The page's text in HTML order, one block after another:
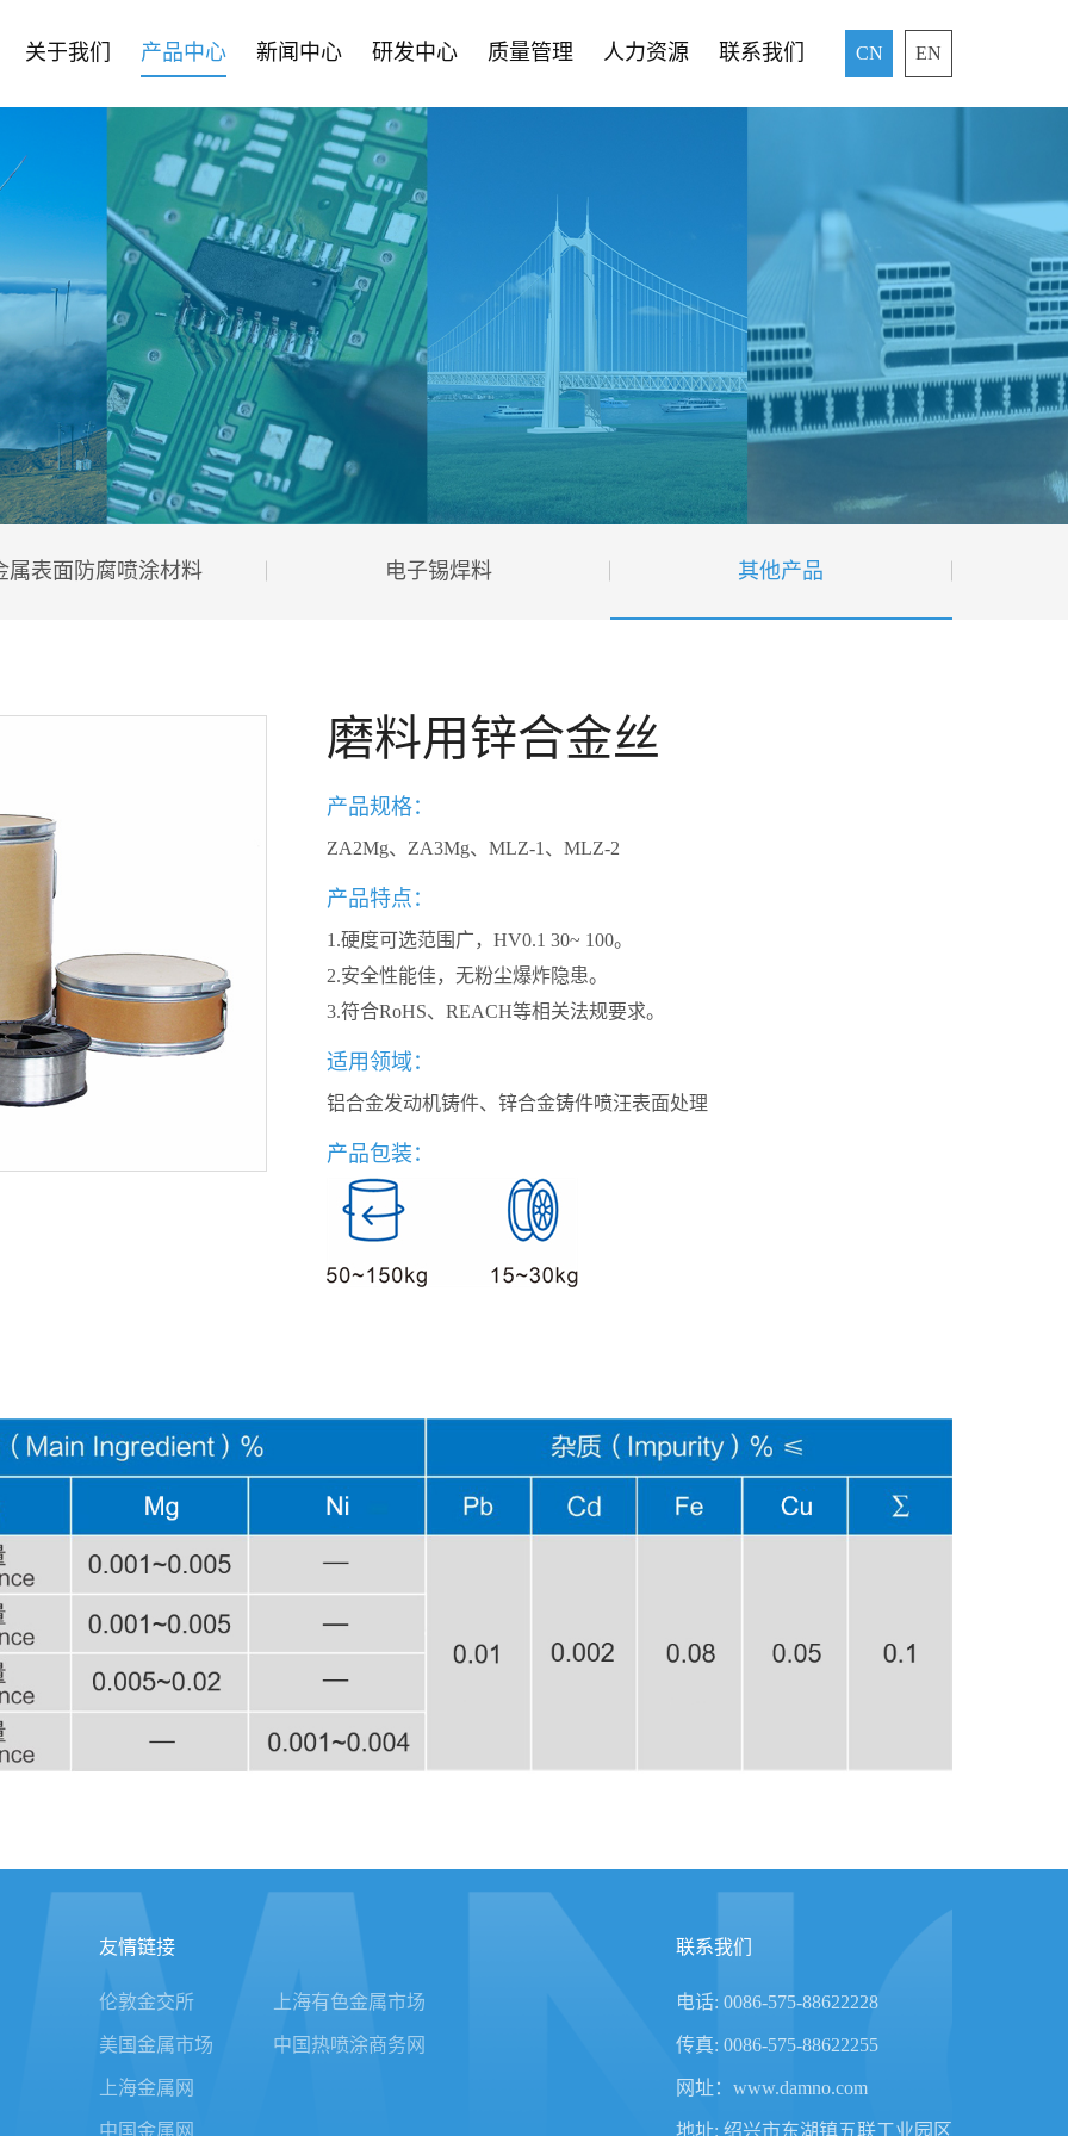
关于我们 产品中心 新闻中心 研发中心 质量管理 人力资源 联系我们 CN EN
属表面防腐喷涂材料 电子锡焊料 其他产品
磨料用锌合金丝
产品规格：
ZA2Mg、ZA3Mg、MLZ-1、MLZ-2
产品特点：
1.硬度可选范围广，HV0.1 30~ 100。
2.安全性能佳，无粉尘爆炸隐患。
3.符合RoHS、REACH等相关法规要求。
适用领域：
铝合金发动机铸件、锌合金铸件喷汪表面处理
产品包装：
友情链接
伦敦金交所
美国金属市场
上海金属网
中国金属网
上海有色金属市场
中国热喷涂商务网
联系我们
电话: 0086-575-88622228
传真: 0086-575-88622255
网址：www.damno.com
地址: 绍兴市东湖镇五联工业园区